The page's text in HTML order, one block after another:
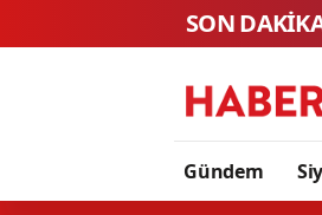
SON
Gündem